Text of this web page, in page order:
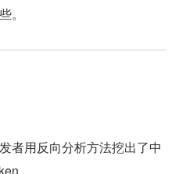
。
者用反向分析方法挖出了中